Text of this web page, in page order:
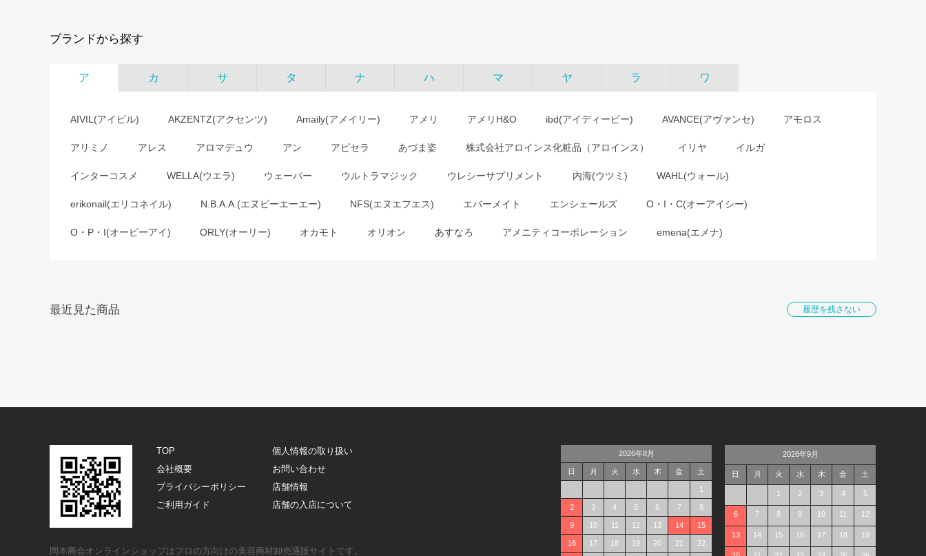
ブランドから探す
ア カ サ タ ナ ハ マ ヤ ラ ワ
AIVIL(アイビル) AKZENTZ(アクセンツ) Amaily(アメイリー) アメリ アメリH&O ibd(アイディービー) AVANCE(アヴァンセ) アモロス
アリミノ アレス アロマデュウ アン アピセラ あづま姿 株式会社アロインス化粧品（アロインス） イリヤ イルガ
インターコスメ WELLA(ウエラ) ウェーバー ウルトラマジック ウレシーサプリメント 内海(ウツミ) WAHL(ウォール)
erikonail(エリコネイル) N.B.A.A.(エヌビーエーエー) NFS(エヌエフエス) エバーメイト エンシェールズ O・I・C(オーアイシー)
O・P・I(オーピーアイ) ORLY(オーリー) オカモト オリオン あすなろ アメニティコーポレーション emena(エメナ)
最近見た商品 履歴を残さない
TOP
個人情報の取り扱い
会社概要
お問い合わせ
プライバシーポリシー
店舗情報
ご利用ガイド
店舗の入店について
岡本商会オンラインショップはプロの方向けの美容商材卸売通販サイトです。
2026年8月
日 月 火 水 木 金 土
1
2 3 4 5 6 7 8
9 10 11 12 13 14 15
16 17 18 19 20 21 22
2026年9月
日 月 火 水 木 金 土
1 2 3 4 5
6 7 8 9 10 11 12
13 14 15 16 17 18 19